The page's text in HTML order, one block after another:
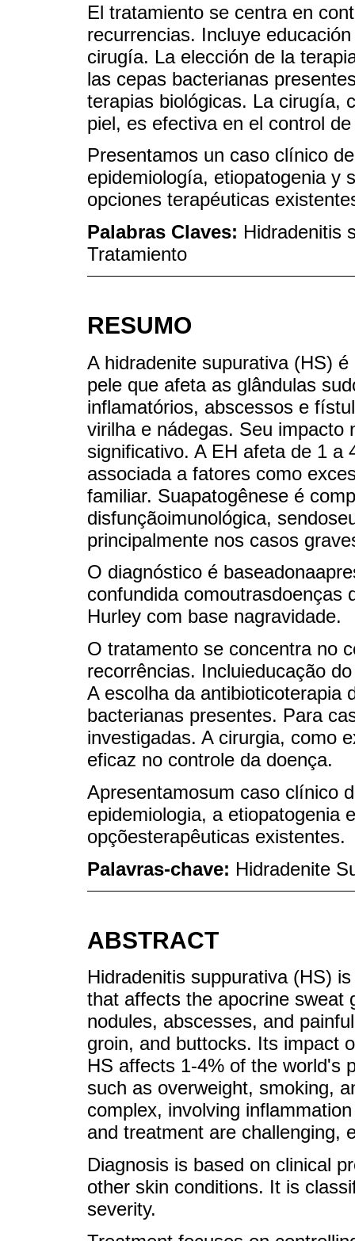
El tratamiento se centra en
recurrencias. Incluye
cirugía. La elección de la
las cepas bacterianas
terapias biológicas. La cirugía,
piel, es efectiva en el control
Presentamos un caso clínico
epidemiología, etiopatogenia y
opciones terapéuticas
Palabras Claves: Hidradenitis
Tratamiento
RESUMO
A hidradenite supurativa (HS)
pele que afeta as glândulas
inflamatórios, abscessos e
virilha e nádegas. Seu impacto
significativo. A EH afeta de 1 a
associada a fatores como
familiar. Suapatogênese é
disfunçãoimunológica,
principalmente nos casos
O diagnóstico é
confundida comoutrasdoenças
Hurley com base nagravidade.
O tratamento se concentra no
recorrências. Incluieducação
A escolha da antibioticoterapia
bacterianas presentes. Para
investigadas. A cirurgia, como
eficaz no controle da doença.
Apresentamosum caso clínico
epidemiologia, a etiopatogenia
opçõesterapêuticas existentes.
Palavras-chave: Hidradenite
ABSTRACT
Hidradenitis suppurativa (HS)
that affects the apocrine sweat
nodules, abscesses, and
groin, and buttocks. Its impact
HS affects 1-4% of the world's
such as overweight, smoking,
complex, involving
and treatment are challenging,
Diagnosis is based on clinical
other skin conditions. It is
severity.